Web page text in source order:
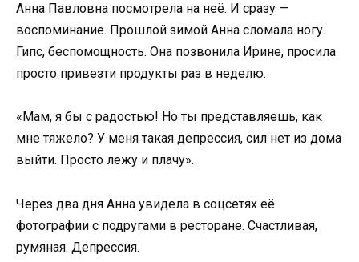
Анна Павловна посмотрела на неё. И сразу —
воспоминание. Прошлой зимой Анна сломала ногу.
Гипс, беспомощность. Она позвонила Ирине, просила
просто привезти продукты раз в неделю.
«Мам, я бы с радостью! Но ты представляешь, как
мне тяжело? У меня такая депрессия, сил нет из дома
выйти. Просто лежу и плачу».
Через два дня Анна увидела в соцсетях её
фотографии с подругами в ресторане. Счастливая,
румяная. Депрессия.